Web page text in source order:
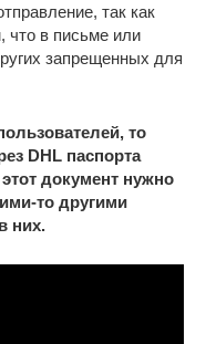
так как
что в письме или
запрещенных для
то
DHL паспорта
документ нужно
то другими
них.